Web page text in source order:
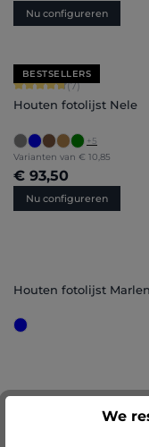
Nu configureren
BESTSELLERS
Gemiddelde waardering
(7)
Houten fotolijst Nele
+5
Varianten van € 10,85
€ 93,50
Nu configureren
Houten fotolijst
We